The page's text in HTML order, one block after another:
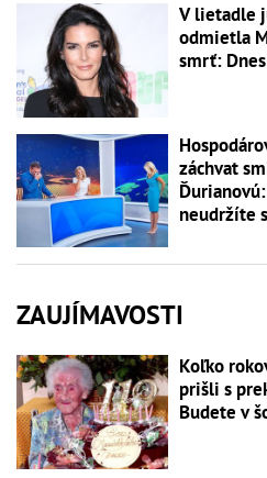
V lietadle
odmietla
smrť:
záchvat
neudržíte
ZAUJÍMAVOSTI
Koľko
prišli s
Budete v